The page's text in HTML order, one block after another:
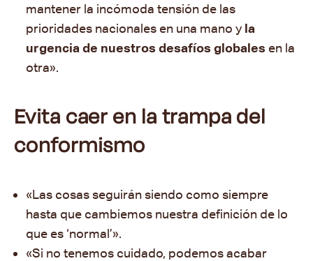
mantener la incómoda tensión de las
prioridades nacionales en una mano y la
urgencia de nuestros desafíos globales en la
otra».
Evita caer en la trampa del
conformismo
«Las cosas seguirán siendo como siempre
hasta que cambiemos nuestra definición de lo
que es ‘normal’».
«Si no tenemos cuidado, podemos acabar